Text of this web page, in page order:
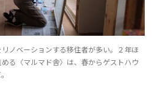
ノベーションする移住者が多い。２年ほ
る〈マルマド舎〉は、春からゲストハウ